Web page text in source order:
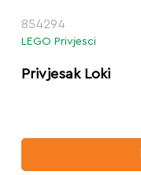
854294
LEGO Privjesci
Privjesak Loki